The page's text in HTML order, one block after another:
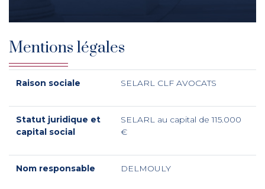
Mentions légales
Raison sociale SELARL CLF AVOCATS
Statut juridique et
capital social
SELARL au capital de 115.000
€
Nom responsable DELMOULY